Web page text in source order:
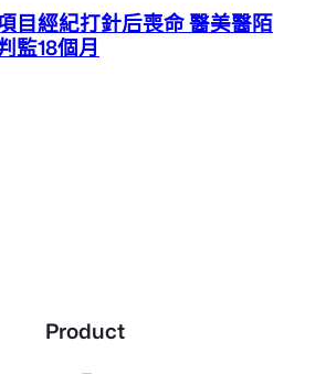
目經紀打針后喪命 醫美醫陌
監18個月
Product